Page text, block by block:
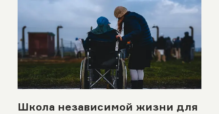
Школа независимой жизни для